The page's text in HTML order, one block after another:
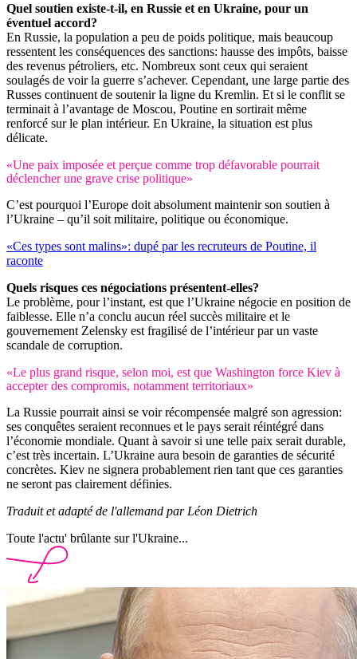
Quel soutien existe-t-il, en Russie et en Ukraine, pour un
éventuel accord?
En Russie, la population a peu de poids politique, mais beaucoup
ressentent les conséquences des sanctions: hausse des impôts, baisse
des revenus pétroliers, etc. Nombreux sont ceux qui seraient
soulagés de voir la guerre s’achever. Cependant, une large partie des
Russes continuent de soutenir la ligne du Kremlin. Et si le conflit se
terminait à l’avantage de Moscou, Poutine en sortirait même
renforcé sur le plan intérieur. En Ukraine, la situation est plus
délicate.
«Une paix imposée et perçue comme trop défavorable pourrait
déclencher une grave crise politique»
C’est pourquoi l’Europe doit absolument maintenir son soutien à
l’Ukraine – qu’il soit militaire, politique ou économique.
«Ces types sont malins»: dupé par les recruteurs de Poutine, il
raconte
Quels risques ces négociations présentent-elles?
Le problème, pour l’instant, est que l’Ukraine négocie en position de
faiblesse. Elle n’a conclu aucun réel succès militaire et le
gouvernement Zelensky est fragilisé de l’intérieur par un vaste
scandale de corruption.
«Le plus grand risque, selon moi, est que Washington force Kiev à
accepter des compromis, notamment territoriaux»
La Russie pourrait ainsi se voir récompensée malgré son agression:
ses conquêtes seraient reconnues et le pays serait réintégré dans
l’économie mondiale. Quant à savoir si une telle paix serait durable,
c’est très incertain. L’Ukraine aura besoin de garanties de sécurité
concrètes. Kiev ne signera probablement rien tant que ces garanties
ne seront pas clairement définies.
Traduit et adapté de l'allemand par Léon Dietrich
Toute l'actu' brûlante sur l'Ukraine...